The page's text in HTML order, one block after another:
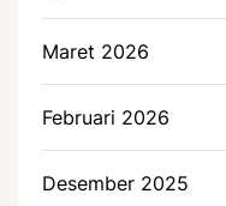
Maret 2026
Februari 2026
Desember 2025